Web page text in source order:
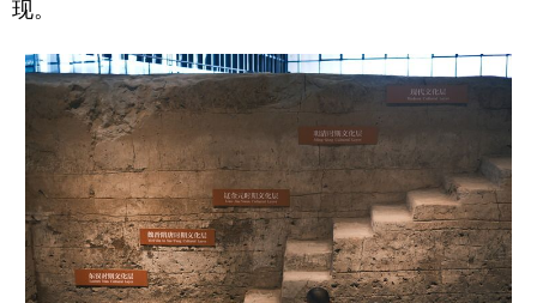
广东 广西 海南 重庆
四川 贵州
陕西 甘肃 青海
新疆 内蒙古 黑龙江
现。